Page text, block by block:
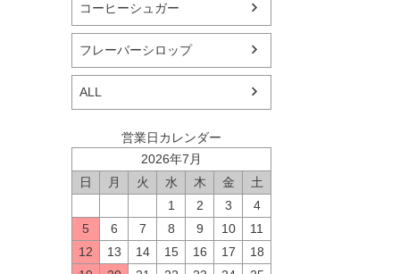
コーヒーシュガー
フレーバーシロップ
ALL
営業日カレンダー
2026年7月
日
月 火 水 木 金
土
1
2 3
4
5
6 7 8 9 10
11
12
13 14 15 16 17
18